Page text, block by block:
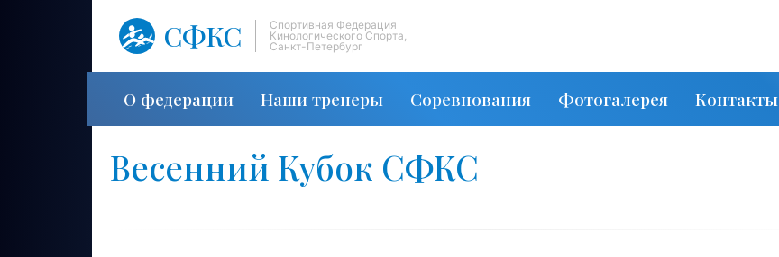
СФКС
Спортивная Федерация
Кинологического Спорта,
Санкт-Петербург
О федерации Наши тренеры Соревнования Фотогалерея Контакты
Весенний Кубок СФКС